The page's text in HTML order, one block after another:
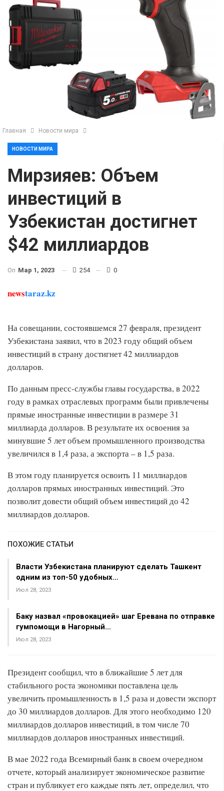
Главная Новости мира
НОВОСТИ МИРА
Мирзияев: Объем
инвестиций в
Узбекистан достигнет
$42 миллиардов
On Мар 1, 2023 254 0
newstaraz.kz
На совещании, состоявшемся 27 февраля, президент
Узбекистана заявил, что в 2023 году общий объем
инвестиций в страну достигнет 42 миллиардов
долларов.
По данным пресс-службы главы государства, в 2022
году в рамках отраслевых программ были привлечены
прямые иностранные инвестиции в размере 31
миллиарда долларов. В результате их освоения за
минувшие 5 лет объем промышленного производства
увеличился в 1,4 раза, а экспорта – в 1,5 раза.
В этом году планируется освоить 11 миллиардов
долларов прямых иностранных инвестиций. Это
позволит довести общий объем инвестиций до 42
миллиардов долларов.
ПОХОЖИЕ СТАТЬИ
Власти Узбекистана планируют сделать Ташкент
одним из топ-50 удобных…
Июл 28, 2023
Баку назвал «провокацией» шаг Еревана по отправке
гумпомощи в Нагорный…
Июл 28, 2023
Президент сообщил, что в ближайшие 5 лет для
стабильного роста экономики поставлена цель
увеличить промышленность в 1,5 раза и довести экспорт
до 30 миллиардов долларов. Для этого необходимо 120
миллиардов долларов инвестиций, в том числе 70
миллиардов долларов иностранных инвестиций.
В мае 2022 года Всемирный банк в своем очередном
отчете, который анализирует экономическое развитие
стран и публикует его каждые пять лет, определил, что